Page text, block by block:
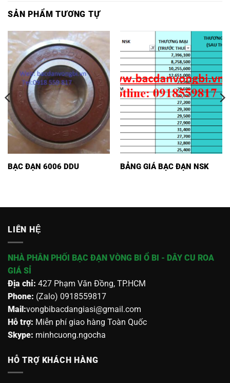
SẢN PHẨM TƯƠNG TỰ
BẠC ĐẠN 6006 DDU BẢNG GIÁ BẠC ĐẠN NSK
LIÊN HỆ
NHÀ PHÂN PHỐI BẠC ĐẠN VÒNG BI Ổ BI - DÂY CU ROA
GIÁ SỈ
Địa chỉ: 427 Phạm Văn Đồng, TP.HCM
Phone: (Zalo) 0918559817
Mail:vongbibacdangiasi@gmail.com
Hỗ trợ: Miễn phí giao hàng Toàn Quốc
Skype: minhcuong.ngocha
HỖ TRỢ KHÁCH HÀNG